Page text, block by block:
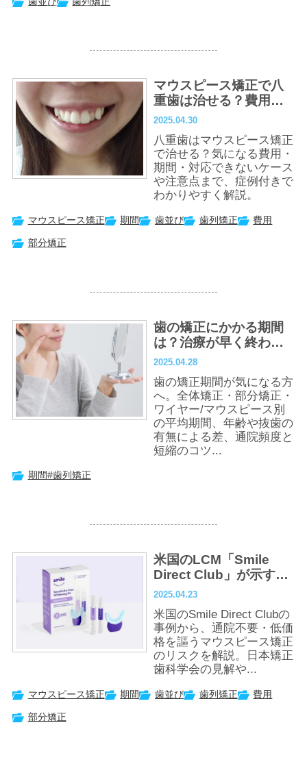
マウスピース矯正で八
重歯は治せる？費用・
期間・注意点まで徹底
解説【症例あり】
2025.04.30
八重歯はマウスピース矯正
で治せる？気になる費用・
期間・対応できないケース
や注意点まで、症例付きで
わかりやすく解説。
マウスピース矯正 期間 歯並び 歯列矯正 費用
部分矯正
歯の矯正にかかる期間
は？治療が早く終わり
やすい人の特徴、期間
2025.04.28
歯の矯正期間が気になる方
へ。全体矯正・部分矯正・
ワイヤー/マウスピース別
の平均期間、年齢や抜歯の
有無による差、通院頻度と
短縮のコツ...
期間#歯列矯正
米国のLCM「Smile
Direct Club」が示す
「安くて早いマウスピ
は？
2025.04.23
米国のSmile Direct Clubの
事例から、通院不要・低価
格を謳うマウスピース矯正
のリスクを解説。日本矯正
歯科学会の見解や...
マウスピース矯正 期間 歯並び 歯列矯正 費用
部分矯正